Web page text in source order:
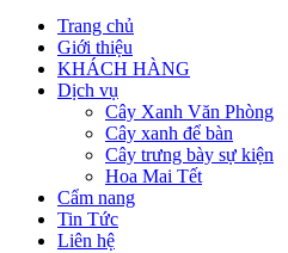
Trang chủ
Giới thiệu
KHÁCH HÀNG
Dịch vụ
Cây Xanh Văn Phòng
Cây xanh để bàn
Cây trưng bày sự kiện
Hoa Mai Tết
Cẩm nang
Tin Tức
Liên hệ